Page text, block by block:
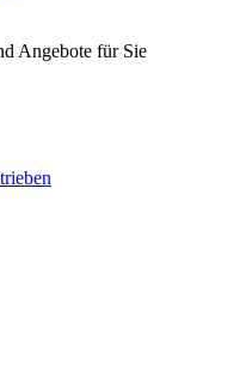
Angebote für Sie